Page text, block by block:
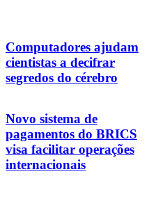
Computadores ajudam
cientistas a decifrar
segredos do cérebro
Novo sistema de
pagamentos do BRICS
visa facilitar operações
internacionais